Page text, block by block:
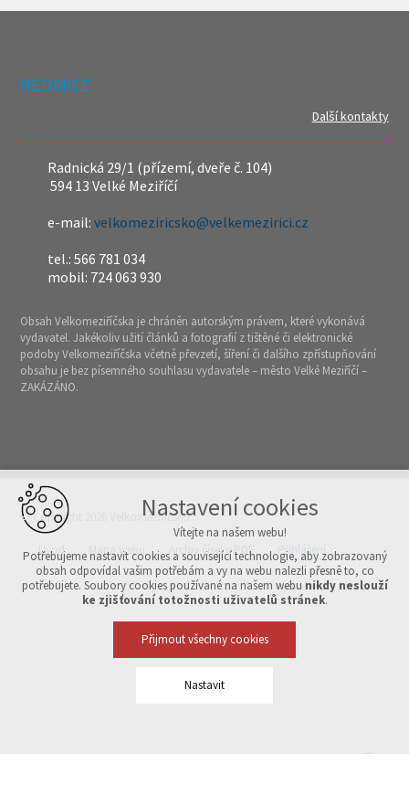
REDAKCE
Další kontakty
Radnická 29/1 (přízemí, dveře č. 104)
594 13 Velké Meziříčí
e-mail:velkomeziricsko@velkemezirici.cz
tel.: 566 781 034
mobil: 724 063 930
Obsah Velkomeziříčska je chráněn autorským právem, které vykonává
vydavatel. Jakékoliv užití článků a fotografií z tištěné či elektronické
podoby Velkomeziříčska včetně převzetí, šíření či dalšího zpřístupňování
obsahu je bez písemného souhlasu vydavatele – město Velké Meziříčí –
ZAKÁZÁNO.
© Copyright 2026 Velkomeziříčsko
Úvod Mapa webu Archiv čísel v PDF Přihlášení
Vytvořeno v xart.cz
Nastavení cookies
Vítejte na našem webu!
Potřebujeme nastavit cookies a související technologie, aby zobrazovaný
obsah odpovídal vašim potřebám a vy na webu nalezli přesně to, co
potřebujete. Soubory cookies používané na našem webu nikdy neslouží
ke zjišťování totožnosti uživatelů stránek.
Přijmout všechny cookies
Nastavit